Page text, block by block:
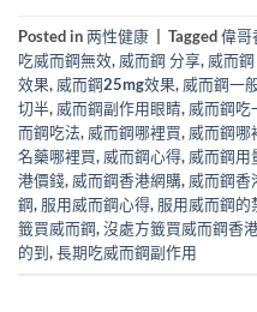
Posted in两性健康 Tagged偉哥
吃威而鋼無效, 威而鋼 分享, 威而
效果, 威而鋼25mg效果, 威而鋼一
切半, 威而鋼副作用眼睛, 威而鋼吃
而鋼吃法, 威而鋼哪裡買, 威而鋼哪
名藥哪裡買, 威而鋼心得, 威而鋼用
港價錢, 威而鋼香港網購, 威而鋼香
鋼, 服用威而鋼心得, 服用威而鋼的
籤買威而鋼,沒處方籤買威而鋼香
的到,長期吃威而鋼副作用